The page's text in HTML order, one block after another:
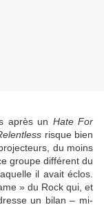
après un Hate For
risque bien
du moins
groupe différent du
il avait éclos.
» du Rock qui, et
un bilan – mi-